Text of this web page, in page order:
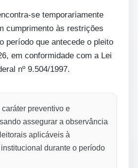
se temporariamente
cumprimento às restrições
período que antecede o pleito
em conformidade com a Lei
nº 9.504/1997.
preventivo e
assegurar a observância
aplicáveis à
durante o período